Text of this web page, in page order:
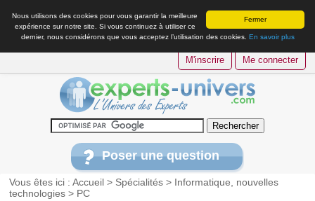
Fermer
Nous utilisons des cookies pour vous garantir la meilleure
expérience sur notre site. Si vous continuez à utiliser ce
dernier, nous considérons que vous acceptez l’utilisation des cookies. En savoir plus
M'inscrire Me connecter
Poser une question
Vous êtes ici :Accueil > Spécialités > Informatique, nouvelles
technologies > PC